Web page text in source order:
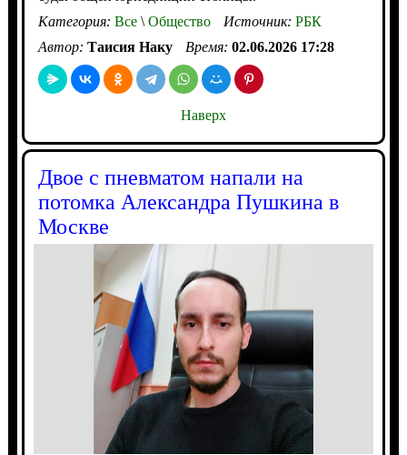
Категория: Все\Общество Источник: РБК
Автор: Таисия Наку Время: 02.06.2026 17:28
Наверх
Двое с пневматом напали на
потомка Александра Пушкина в
Москве